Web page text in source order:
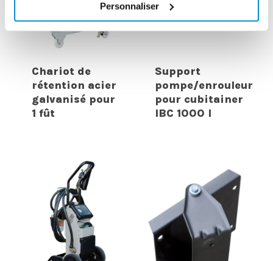
Personnaliser
Chariot de
rétention acier
galvanisé pour
1 fût
Support
pompe/enrouleur
pour cubitainer
IBC 1000 l